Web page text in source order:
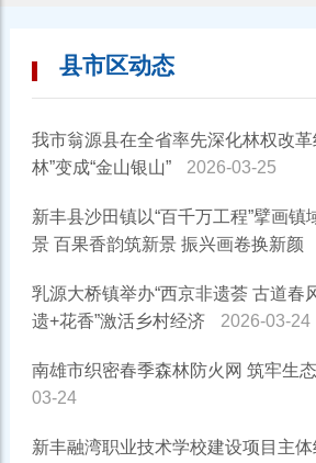
县市区动态
我市翁源县在全省率先深化林权改革
林”变成“金山银山”
2026-03-25
新丰县沙田镇以“百千万工程”擘画镇
景 百果香韵筑新景 振兴画卷换新颜
乳源大桥镇举办“西京非遗荟 古道春
遗+花香”激活乡村经济
2026-03-24
南雄市织密春季森林防火网 筑牢生
03-24
新丰融湾职业技术学校建设项目主